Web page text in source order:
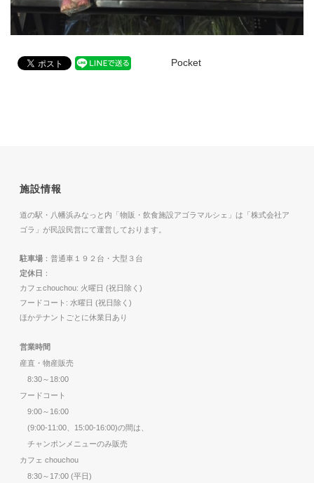
Pocket
施設情報
道の駅・八幡浜みなっと内「物販・飲食施設アゴラマルシェ」は「株式会社ア
ゴラ」が民設民営にて運営しております。
駐車場 ：普通車１９２台・大型３台
定休日 ：
カフェchouchou: 火曜日 (祝日除く)
フードコート: 水曜日 (祝日除く)
ほかテナントごとに休業日あり
営業時間
産直・物産販売
8:30～18:00
フードコート
9:00～16:00
(9:00-11:00、15:00-16:00)の間は、
チャンポンメニューのみ販売
カフェ chouchou
8:30～17:00 (平日)